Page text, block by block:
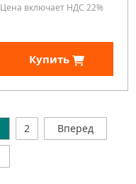
Цена включает НДС 22%
Купить
2 Вперед